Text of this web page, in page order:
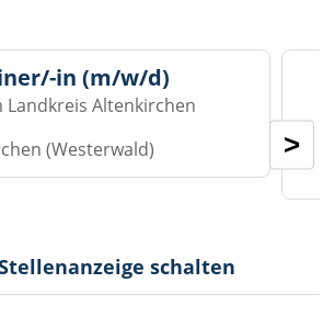
in (m/w/d)
Landkreis Altenkirchen
(Westerwald)
>
schalten